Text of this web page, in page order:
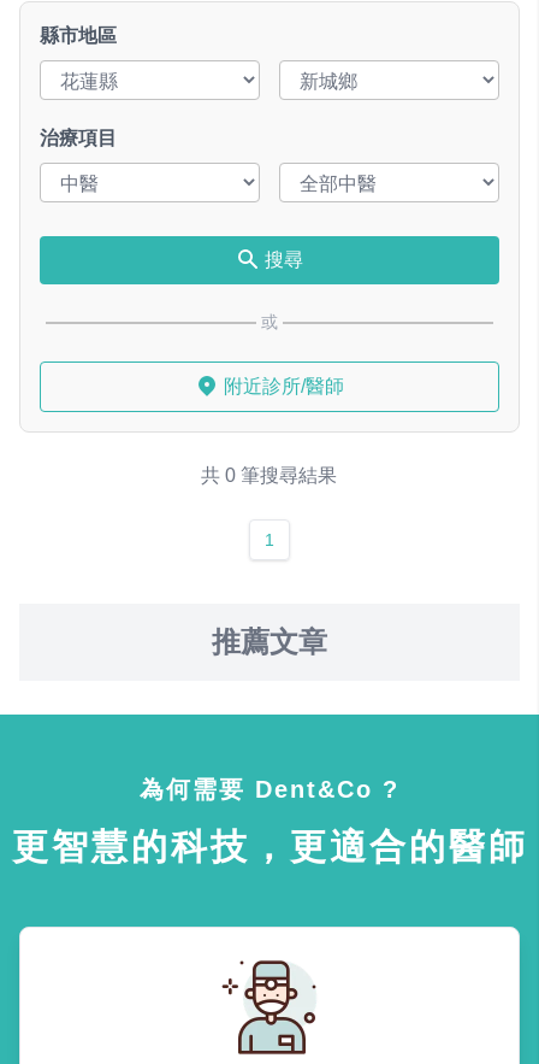
縣市地區
治療項目
搜尋
或
附近診所/醫師
共 0 筆搜尋結果
1
推薦文章
為何需要 Dent&Co ?
更智慧的科技，更適合的醫師